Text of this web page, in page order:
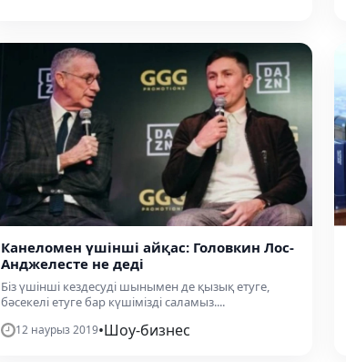
Канеломен үшінші айқас: Головкин Лос-
Анджелесте не деді
Біз үшінші кездесуді шынымен де қызық етуге,
бәсекелі етуге бар күшімізді саламыз....
12 наурыз 2019•Шоу-бизнес